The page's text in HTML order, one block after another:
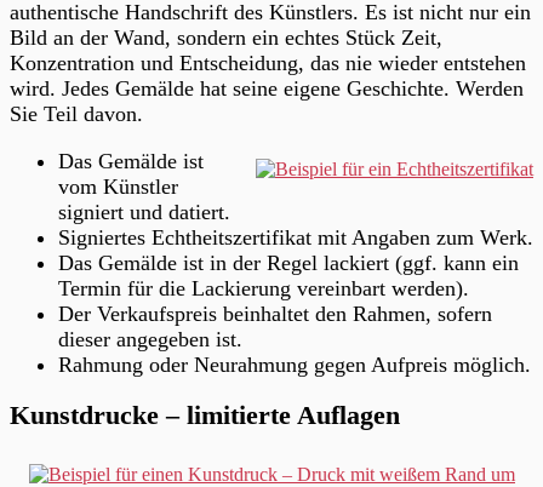
authentische Handschrift des Künstlers. Es ist nicht nur ein
Bild an der Wand, sondern ein echtes Stück Zeit,
Konzentration und Entscheidung, das nie wieder entstehen
wird. Jedes Gemälde hat seine eigene Geschichte. Werden
Sie Teil davon.
Das Gemälde ist
vom Künstler
signiert und datiert.
Signiertes Echtheitszertifikat mit Angaben zum Werk.
Das Gemälde ist in der Regel lackiert (ggf. kann ein
Termin für die Lackierung vereinbart werden).
Der Verkaufspreis beinhaltet den Rahmen, sofern
dieser angegeben ist.
Rahmung oder Neurahmung gegen Aufpreis möglich.
Kunstdrucke – limitierte Auflagen